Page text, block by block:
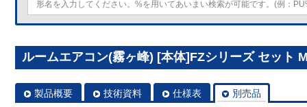
ルームエアコン(霧ヶ峰) [本体]FZシリーズ セット
製品概要 技術資料 仕様表 別売品